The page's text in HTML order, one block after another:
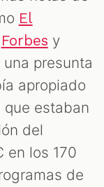
El
Forbes y
presunta
apropiado
estaban
del
en los 170
de